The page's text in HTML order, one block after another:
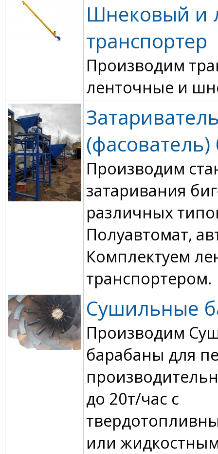
Шнековый и
транспортер
Производим
ленточные и
(фасователь)
Производим
затаривания
различных
Полуавтомат,
Комплектуем
транспортером.
Сушильные
Производим
барабаны для
до 20т/час с
или